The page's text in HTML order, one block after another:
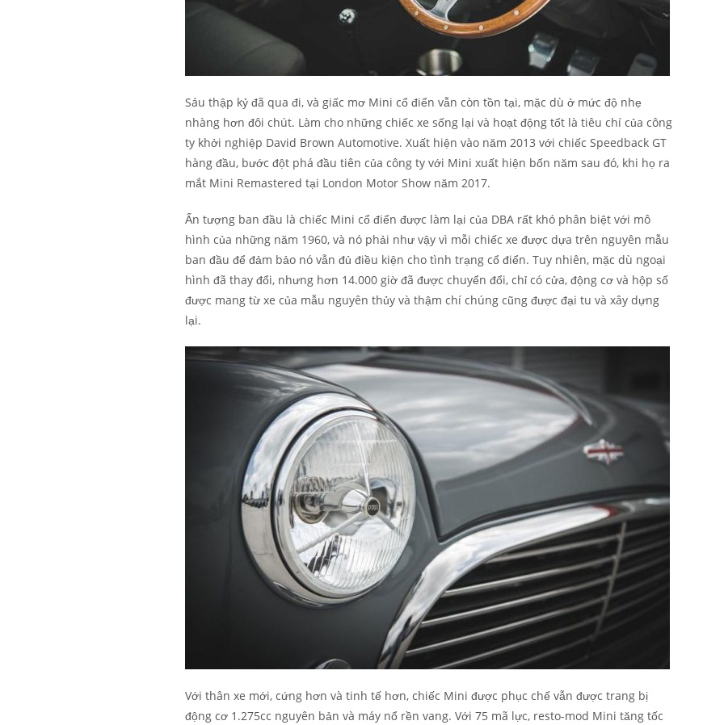
Sáu thập kỷ đã qua đi, và giấc mơ Mini cổ điển vẫn còn tồn tại, mặc dù ở mức độ nhẹ
nhàng hơn đôi chút. Làm cho những chiếc xe sống lại và hoạt động tốt là tiêu chí của công
ty khởi nghiệp David Brown Automotive. Xuất hiện vào năm 2013 với chiếc Speedback GT
hàng đầu, bước đột phá đầu tiên của công ty với Mini xuất hiện bốn năm sau đó, khi họ ra
mắt Mini Remastered tại London Motor Show năm 2017.
Ấn tượng ban đầu là chiếc Mini cổ điển được làm lại của DBA rất khó phân biệt với mô
hình của những năm 1960, và nó phải như vậy vì mỗi chiếc xe được dựa trên nguyên mẫu
ban đầu để đảm bảo nó vẫn đủ điều kiện cho tình trạng cổ điển. Tuy nhiên, mặc dù ngoại
hình đã thay đổi, nhưng hơn 14.000 giờ đã được chuyển đổi, chỉ có cửa, động cơ và hộp số
được mang từ xe của mẫu nguyên thủy và thậm chí chúng cũng được đại tu và xây dựng
lại.
Với thân xe mới, cứng hơn và tinh tế hơn, chiếc Mini được phục chế vẫn được trang bị
động cơ 1.275cc nguyên bản và máy nổ rền vang. Với 75 mã lực, resto-mod Mini tăng tốc